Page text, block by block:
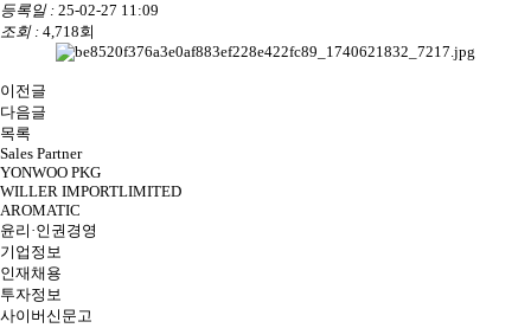
등록일 : 25-02-27 11:09
조회 : 4,718회
이전글
다음글
목록
Sales Partner
YONWOO PKG
WILLER IMPORTLIMITED
AROMATIC
윤리·인권경영
기업정보
인재채용
투자정보
사이버신문고